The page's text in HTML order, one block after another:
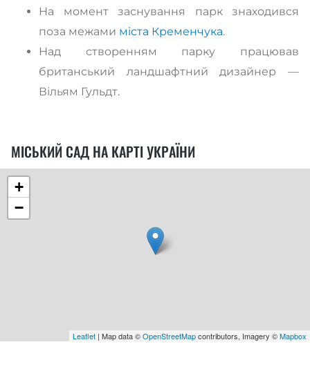
На момент заснування парк знаходився
поза межами міста Кременчука.
Над створенням парку працював
британський ландшафтний дизайнер —
Вільям Гульдт.
МІСЬКИЙ САД НА КАРТІ УКРАЇНИ
+
−
Leaflet | Map data ©OpenStreetMapcontributors, Imagery ©Mapbox